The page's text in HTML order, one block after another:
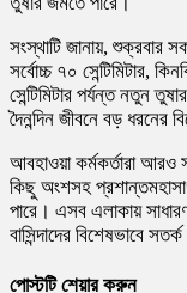
সংস্থাটি জানায়, শুক্রবার
সর্বোচ্চ ৭০ সেন্টিমিটার,
সেন্টিমিটার পর্যন্ত নতুন
দৈনন্দিন জীবনে বড় ধরনের
আবহাওয়া কর্মকর্তারা
কিছু অংশসহ
পারে। এসব এলাকায়
বাসিন্দাদের বিশেষভাবে
পোস্টটি শেয়ার করুন